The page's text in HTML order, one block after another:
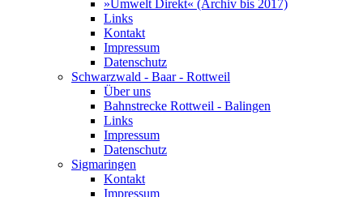
»Umwelt Direkt« (Archiv bis 2017)
Links
Kontakt
Impressum
Datenschutz
Schwarzwald - Baar - Rottweil
Über uns
Bahnstrecke Rottweil - Balingen
Links
Impressum
Datenschutz
Sigmaringen
Kontakt
Impressum